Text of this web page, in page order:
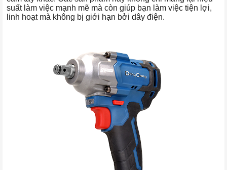
suất làm việc mạnh mẽ mà còn giúp bạn làm việc tiện lợi,
linh hoạt mà không bị giới hạn bởi dây điện.